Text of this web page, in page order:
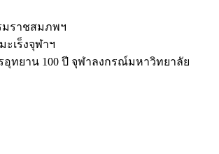
ราชสมภพฯ
เร็งจุฬาฯ
อุทยาน 100 ปี จุฬาลงกรณ์มหาวิทยาลัย